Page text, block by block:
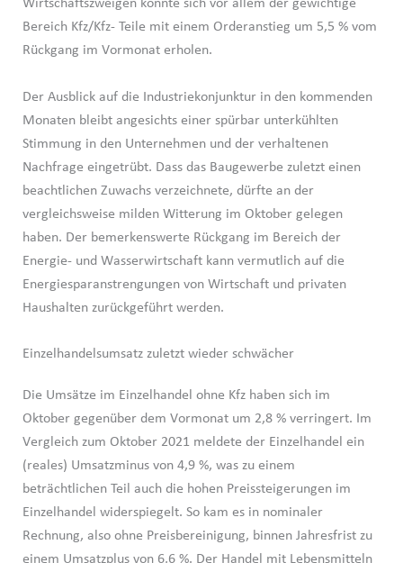
Wirtschaftszweigen konnte sich vor allem der gewichtige
Bereich Kfz/Kfz- Teile mit einem Orderanstieg um 5,5 % vom
Rückgang im Vormonat erholen.
Der Ausblick auf die Industriekonjunktur in den kommenden
Monaten bleibt angesichts einer spürbar unterkühlten
Stimmung in den Unternehmen und der verhaltenen
Nachfrage eingetrübt. Dass das Baugewerbe zuletzt einen
beachtlichen Zuwachs verzeichnete, dürfte an der
vergleichsweise milden Witterung im Oktober gelegen
haben. Der bemerkenswerte Rückgang im Bereich der
Energie- und Wasserwirtschaft kann vermutlich auf die
Energiesparanstrengungen von Wirtschaft und privaten
Haushalten zurückgeführt werden.
Einzelhandelsumsatz zuletzt wieder schwächer
Die Umsätze im Einzelhandel ohne Kfz haben sich im
Oktober gegenüber dem Vormonat um 2,8 % verringert. Im
Vergleich zum Oktober 2021 meldete der Einzelhandel ein
(reales) Umsatzminus von 4,9 %, was zu einem
beträchtlichen Teil auch die hohen Preissteigerungen im
Einzelhandel widerspiegelt. So kam es in nominaler
Rechnung, also ohne Preisbereinigung, binnen Jahresfrist zu
einem Umsatzplus von 6,6 %. Der Handel mit Lebensmitteln